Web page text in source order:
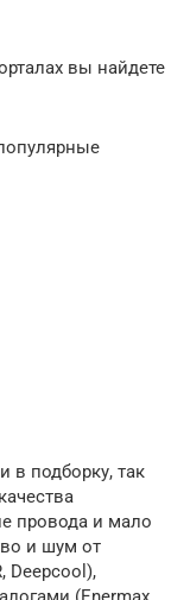
вы найдете
в подборку, так
провода и мало
и шум от
Deepcool),